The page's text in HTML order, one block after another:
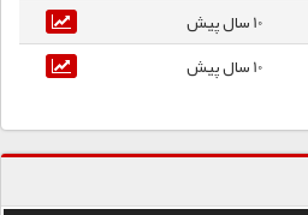
10 سال پیش
10 سال پیش